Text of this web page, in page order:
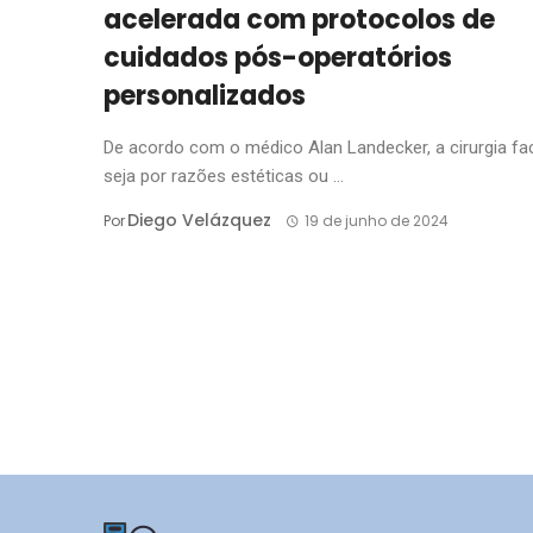
acelerada com protocolos de
cuidados pós-operatórios
personalizados
De acordo com o médico Alan Landecker, a cirurgia
seja por razões estéticas ou ...
PorDiego Velázquez 19 de junho de 2024